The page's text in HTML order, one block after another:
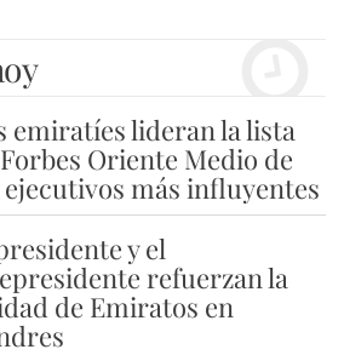
emiratíes lideran la lista
Oriente Medio de
más influyentes
y el
refuerzan la
de Emiratos en